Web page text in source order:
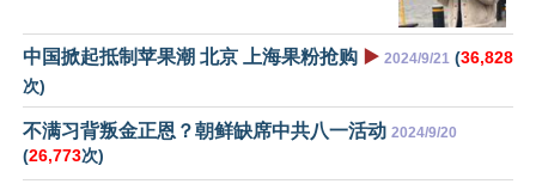
中国掀起抵制苹果潮 北京 上海果粉抢购 ▶️ 2024/9/21 (36,828
次)
不满习背叛金正恩？朝鲜缺席中共八一活动 2024/9/20
(26,773次)